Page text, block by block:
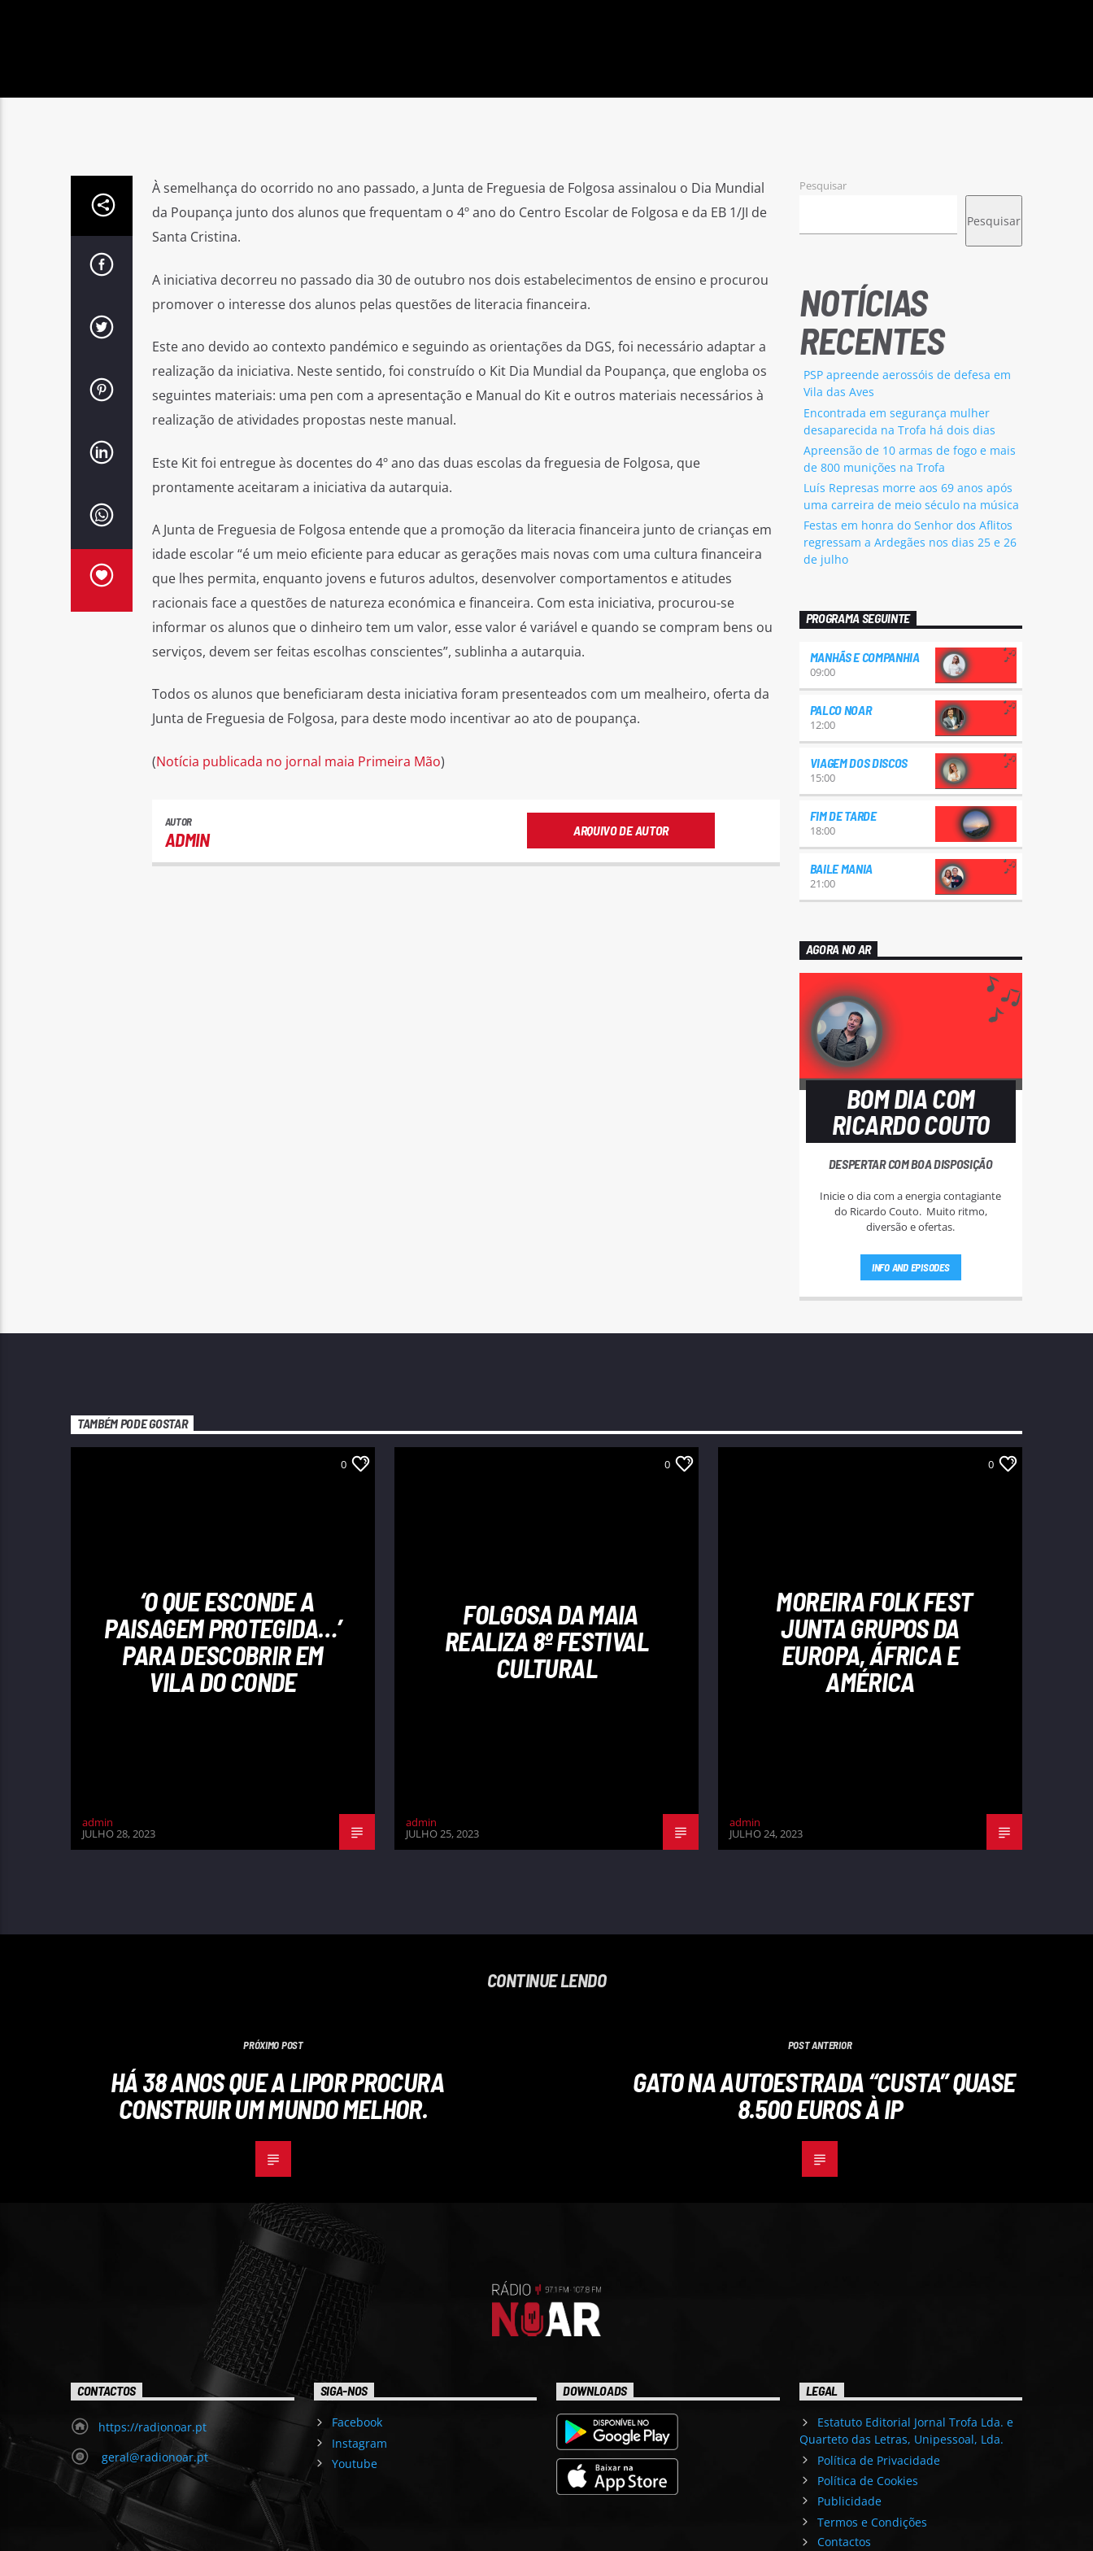
À semelhança do ocorrido no ano passado, a Junta de Freguesia de Folgosa assinalou o Dia Mundial
da Poupança junto dos alunos que frequentam o 4º ano do Centro Escolar de Folgosa e da EB 1/JI de
Santa Cristina.
A iniciativa decorreu no passado dia 30 de outubro nos dois estabelecimentos de ensino e procurou
promover o interesse dos alunos pelas questões de literacia financeira.
Este ano devido ao contexto pandémico e seguindo as orientações da DGS, foi necessário adaptar a
realização da iniciativa. Neste sentido, foi construído o Kit Dia Mundial da Poupança, que engloba os
seguintes materiais: uma pen com a apresentação e Manual do Kit e outros materiais necessários à
realização de atividades propostas neste manual.
Este Kit foi entregue às docentes do 4º ano das duas escolas da freguesia de Folgosa, que
prontamente aceitaram a iniciativa da autarquia.
A Junta de Freguesia de Folgosa entende que a promoção da literacia financeira junto de crianças em
idade escolar “é um meio eficiente para educar as gerações mais novas com uma cultura financeira
que lhes permita, enquanto jovens e futuros adultos, desenvolver comportamentos e atitudes
racionais face a questões de natureza económica e financeira. Com esta iniciativa, procurou-se
informar os alunos que o dinheiro tem um valor, esse valor é variável e quando se compram bens ou
serviços, devem ser feitas escolhas conscientes”, sublinha a autarquia.
Todos os alunos que beneficiaram desta iniciativa foram presenteados com um mealheiro, oferta da
Junta de Freguesia de Folgosa, para deste modo incentivar ao ato de poupança.
(Notícia publicada no jornal maia Primeira Mão)
AUTOR
ADMIN ARQUIVO DE AUTOR
Pesquisar
Pesquisar
NOTÍCIAS
RECENTES
PSP apreende aerossóis de defesa em
Vila das Aves
Encontrada em segurança mulher
desaparecida na Trofa há dois dias
Apreensão de 10 armas de fogo e mais
de 800 munições na Trofa
Luís Represas morre aos 69 anos após
uma carreira de meio século na música
Festas em honra do Senhor dos Aflitos
regressam a Ardegães nos dias 25 e 26
de julho
PROGRAMA SEGUINTE
MANHÃS E COMPANHIA
09:00
PALCO NOAR
12:00
VIAGEM DOS DISCOS
15:00
FIM DE TARDE
18:00
BAILE MANIA
21:00
AGORA NO AR
BOM DIA COM
RICARDO COUTO
DESPERTAR COM BOA DISPOSIÇÃO
Inicie o dia com a energia contagiante
do Ricardo Couto. Muito ritmo,
diversão e ofertas.
INFO AND EPISODES
TAMBÉM PODE GOSTAR
0
‘O QUE ESCONDE A
PAISAGEM PROTEGIDA…’
PARA DESCOBRIR EM
VILA DO CONDE
admin
JULHO 28, 2023
0
FOLGOSA DA MAIA
REALIZA 8º FESTIVAL
CULTURAL
admin
JULHO 25, 2023
0
MOREIRA FOLK FEST
JUNTA GRUPOS DA
EUROPA, ÁFRICA E
AMÉRICA
admin
JULHO 24, 2023
CONTINUE LENDO
PRÓXIMO POST
HÁ 38 ANOS QUE A LIPOR PROCURA
CONSTRUIR UM MUNDO MELHOR.
POST ANTERIOR
GATO NA AUTOESTRADA “CUSTA” QUASE
8.500 EUROS À IP
CONTACTOS
https://radionoar.pt
geral@radionoar.pt
SIGA-NOS
Facebook
Instagram
Youtube
DOWNLOADS LEGAL
Estatuto Editorial Jornal Trofa Lda. e
Quarteto das Letras, Unipessoal, Lda.
Política de Privacidade
Política de Cookies
Publicidade
Termos e Condições
Contactos